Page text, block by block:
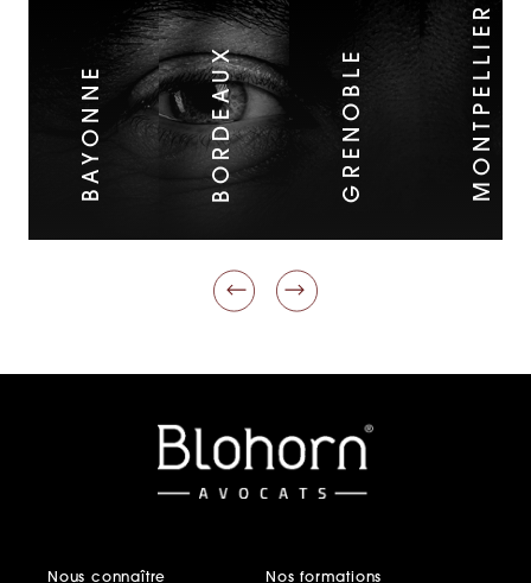
BAYONNE BORDEAUX GRENOBLE MONTPELLIER
Nous connaître Nos formations